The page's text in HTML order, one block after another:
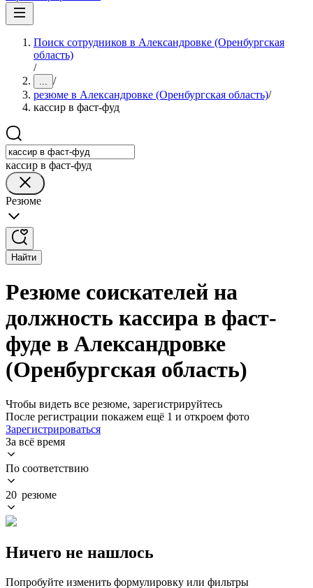
Поиск сотрудников в Александровке (Оренбургская
область)
/
... /
резюме в Александровке (Оренбургская область)/
кассир в фаст-фуд
кассир в фаст-фуд
Резюме
Найти
Резюме соискателей на
должность кассира в фаст-
фуде в Александровке
(Оренбургская область)
Чтобы видеть все резюме, зарегистрируйтесь
После регистрации покажем ещё 1 и откроем фото
Зарегистрироваться
За всё время
По соответствию
20 резюме
Ничего не нашлось
Попробуйте изменить формулировку или фильтры